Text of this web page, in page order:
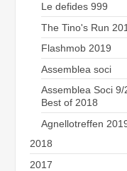
Le defides 999
The Tino's Run
Flashmob 2019
Assemblea soci
Assemblea Soci 9/
Best of 2018
Agnellotreffen
2018
2017